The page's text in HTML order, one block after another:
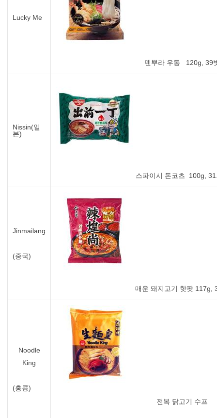
Lucky Me
덴뿌라 우동 120g, 39
Nissin(일
본)
스파이시 돈코츠 100g,
Jinmailang
(중국)
매운 돼지고기 핫팟 117g,
Noodle
King
(홍콩)
전복 닭고기 수프